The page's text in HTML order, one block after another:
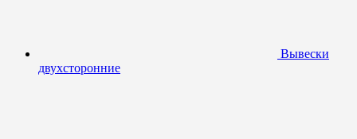
Вывески
двухсторонние